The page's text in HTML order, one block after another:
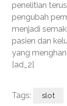
penelitian
pengubah
menjadi
pasien dan
yang
[ad_2]
Tags: slot